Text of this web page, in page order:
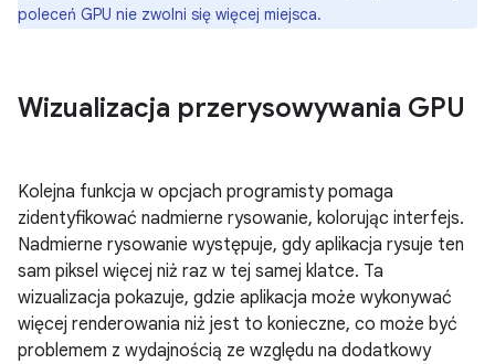
poleceń GPU nie zwolni się więcej miejsca.
Wizualizacja przerysowywania GPU
Kolejna funkcja w opcjach programisty pomaga
zidentyfikować nadmierne rysowanie, kolorując interfejs.
Nadmierne rysowanie występuje, gdy aplikacja rysuje ten
sam piksel więcej niż raz w tej samej klatce. Ta
wizualizacja pokazuje, gdzie aplikacja może wykonywać
więcej renderowania niż jest to konieczne, co może być
problemem z wydajnością ze względu na dodatkowy